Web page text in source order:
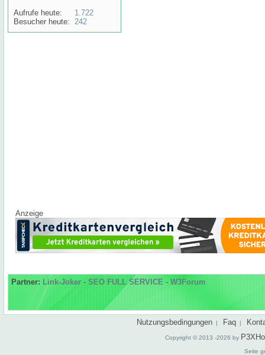
Aufrufe heute:
Besucher heute:
1.722
242
Anzeige
Partner: Link-Joker - SEO FULL SERVICE - W3Forum
Nutzungsbedingungen | Faq |
Copyright © 2013 -2026 by
Seite